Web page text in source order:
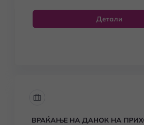
Детали
ВРАЌАЊЕ НА ДАНОК НА